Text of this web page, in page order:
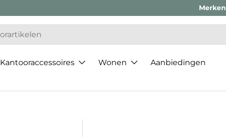
Merken
Kantooraccessoires Wonen Aanbiedingen